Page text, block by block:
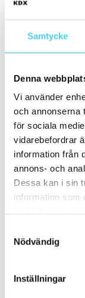
Samtycke
Denna
Vi använder
och annonserna
för sociala
vidarebefordrar
information från
annons- och
Dessa kan i sin
information som
Nödvändig
Inställningar
ca 20x
Mellan (25 -
ca 25x
ca 30x